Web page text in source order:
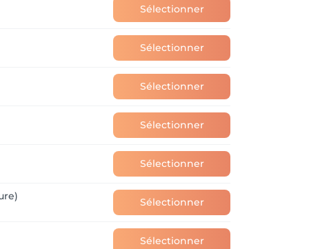
Sélectionner
Sélectionner
Sélectionner
Sélectionner
Sélectionner
Sélectionner
Sélectionner